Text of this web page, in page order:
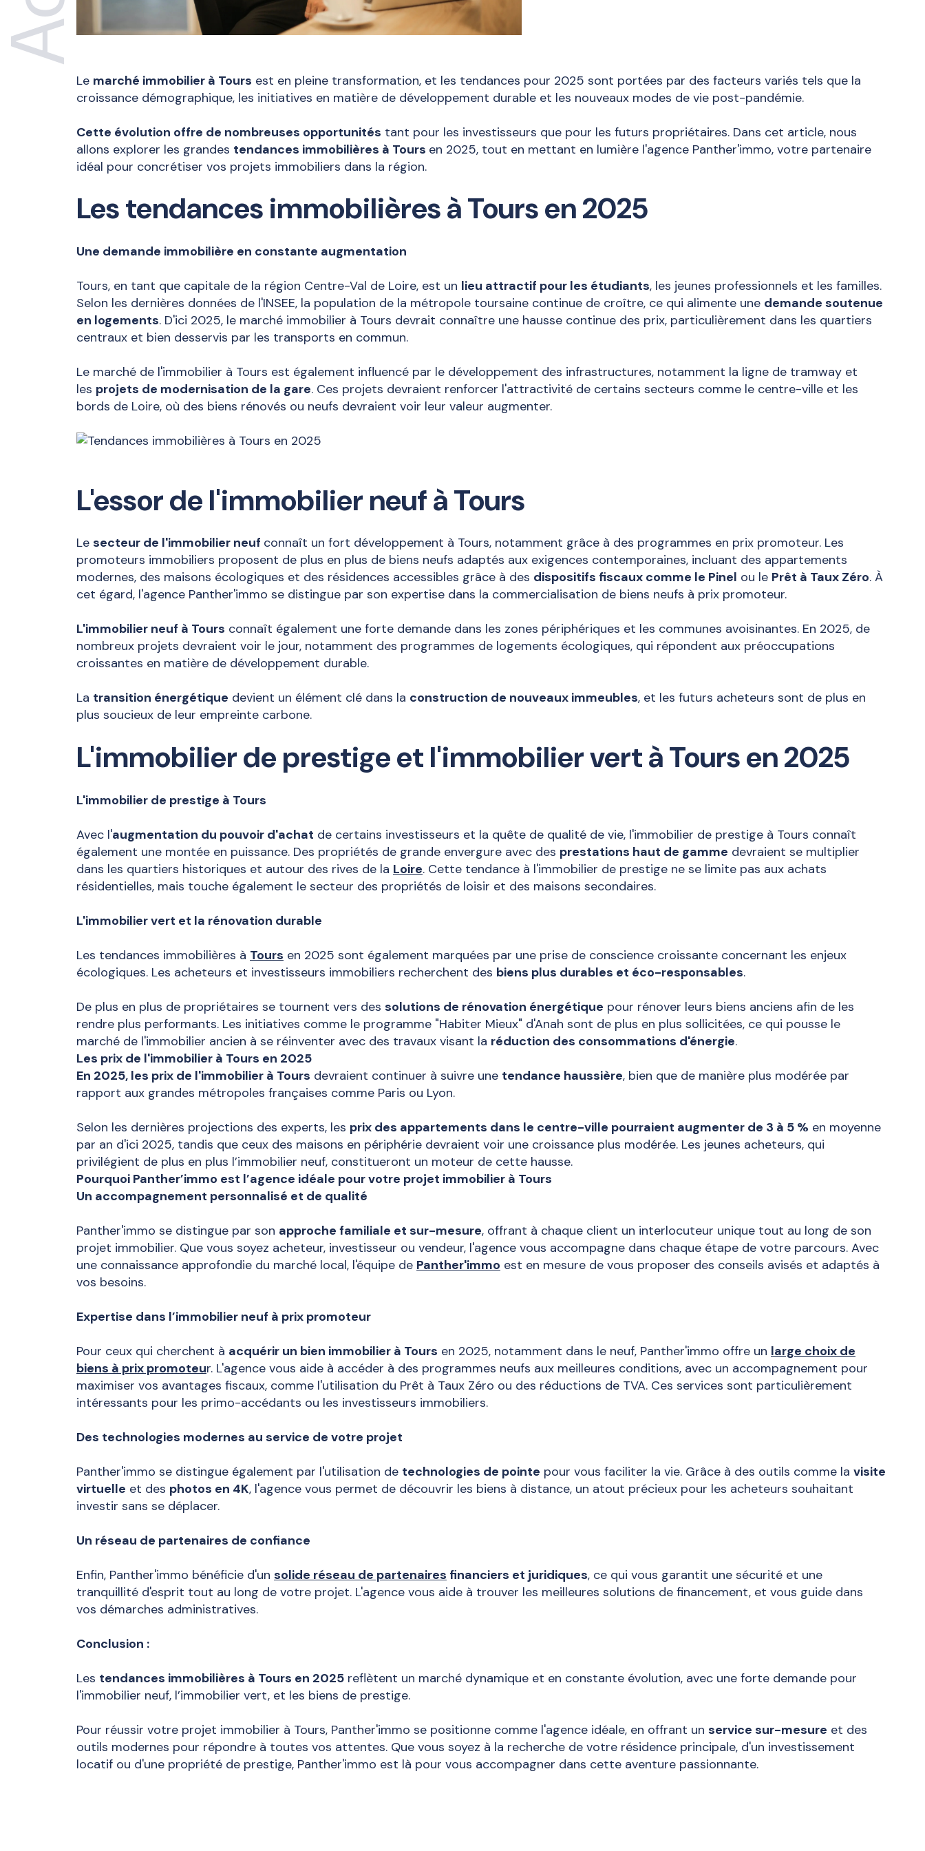
Le marché immobilier à Tours est en pleine transformation, et les tendances pour 2025 sont portées par des facteurs variés tels que la
croissance démographique, les initiatives en matière de développement durable et les nouveaux modes de vie post-pandémie.
Cette évolution offre de nombreuses opportunités tant pour les investisseurs que pour les futurs propriétaires. Dans cet article, nous
allons explorer les grandes tendances immobilières à Tours en 2025, tout en mettant en lumière l'agence Panther'immo, votre partenaire
idéal pour concrétiser vos projets immobiliers dans la région.
Les tendances immobilières à Tours en 2025
Une demande immobilière en constante augmentation
Tours, en tant que capitale de la région Centre-Val de Loire, est un lieu attractif pour les étudiants, les jeunes professionnels et les familles.
Selon les dernières données de l'INSEE, la population de la métropole toursaine continue de croître, ce qui alimente une demande soutenue
en logements. D'ici 2025, le marché immobilier à Tours devrait connaître une hausse continue des prix, particulièrement dans les quartiers
centraux et bien desservis par les transports en commun.
Le marché de l'immobilier à Tours est également influencé par le développement des infrastructures, notamment la ligne de tramway et
les projets de modernisation de la gare. Ces projets devraient renforcer l'attractivité de certains secteurs comme le centre-ville et les
bords de Loire, où des biens rénovés ou neufs devraient voir leur valeur augmenter.
L'essor de l'immobilier neuf à Tours
Le secteur de l'immobilier neuf connaît un fort développement à Tours, notamment grâce à des programmes en prix promoteur. Les
promoteurs immobiliers proposent de plus en plus de biens neufs adaptés aux exigences contemporaines, incluant des appartements
modernes, des maisons écologiques et des résidences accessibles grâce à des dispositifs fiscaux comme le Pinel ou le Prêt à Taux Zéro. À
cet égard, l'agence Panther'immo se distingue par son expertise dans la commercialisation de biens neufs à prix promoteur.
L'immobilier neuf à Tours connaît également une forte demande dans les zones périphériques et les communes avoisinantes. En 2025, de
nombreux projets devraient voir le jour, notamment des programmes de logements écologiques, qui répondent aux préoccupations
croissantes en matière de développement durable.
La transition énergétique devient un élément clé dans la construction de nouveaux immeubles, et les futurs acheteurs sont de plus en
plus soucieux de leur empreinte carbone.
L'immobilier de prestige et l'immobilier vert à Tours en 2025
L'immobilier de prestige à Tours
Avec l'augmentation du pouvoir d'achat de certains investisseurs et la quête de qualité de vie, l'immobilier de prestige à Tours connaît
également une montée en puissance. Des propriétés de grande envergure avec des prestations haut de gamme devraient se multiplier
dans les quartiers historiques et autour des rives de la Loire. Cette tendance à l'immobilier de prestige ne se limite pas aux achats
résidentielles, mais touche également le secteur des propriétés de loisir et des maisons secondaires.
L'immobilier vert et la rénovation durable
Les tendances immobilières à Tours en 2025 sont également marquées par une prise de conscience croissante concernant les enjeux
écologiques. Les acheteurs et investisseurs immobiliers recherchent des biens plus durables et éco-responsables.
De plus en plus de propriétaires se tournent vers des solutions de rénovation énergétique pour rénover leurs biens anciens afin de les
rendre plus performants. Les initiatives comme le programme "Habiter Mieux" d'Anah sont de plus en plus sollicitées, ce qui pousse le
marché de l'immobilier ancien à se réinventer avec des travaux visant la réduction des consommations d'énergie.
Les prix de l'immobilier à Tours en 2025
En 2025, les prix de l'immobilier à Tours devraient continuer à suivre une tendance haussière, bien que de manière plus modérée par
rapport aux grandes métropoles françaises comme Paris ou Lyon.
Selon les dernières projections des experts, les prix des appartements dans le centre-ville pourraient augmenter de 3 à 5 % en moyenne
par an d'ici 2025, tandis que ceux des maisons en périphérie devraient voir une croissance plus modérée. Les jeunes acheteurs, qui
privilégient de plus en plus l’immobilier neuf, constitueront un moteur de cette hausse.
Pourquoi Panther’immo est l’agence idéale pour votre projet immobilier à Tours
Un accompagnement personnalisé et de qualité
Panther'immo se distingue par son approche familiale et sur-mesure, offrant à chaque client un interlocuteur unique tout au long de son
projet immobilier. Que vous soyez acheteur, investisseur ou vendeur, l'agence vous accompagne dans chaque étape de votre parcours. Avec
une connaissance approfondie du marché local, l'équipe de Panther'immo est en mesure de vous proposer des conseils avisés et adaptés à
vos besoins.
Expertise dans l’immobilier neuf à prix promoteur
Pour ceux qui cherchent à acquérir un bien immobilier à Tours en 2025, notamment dans le neuf, Panther'immo offre un large choix de
biens à prix promoteur. L'agence vous aide à accéder à des programmes neufs aux meilleures conditions, avec un accompagnement pour
maximiser vos avantages fiscaux, comme l'utilisation du Prêt à Taux Zéro ou des réductions de TVA. Ces services sont particulièrement
intéressants pour les primo-accédants ou les investisseurs immobiliers.
Des technologies modernes au service de votre projet
Panther'immo se distingue également par l'utilisation de technologies de pointe pour vous faciliter la vie. Grâce à des outils comme la visite
virtuelle et des photos en 4K, l'agence vous permet de découvrir les biens à distance, un atout précieux pour les acheteurs souhaitant
investir sans se déplacer.
Un réseau de partenaires de confiance
Enfin, Panther'immo bénéficie d'un solide réseau de partenaires financiers et juridiques, ce qui vous garantit une sécurité et une
tranquillité d'esprit tout au long de votre projet. L'agence vous aide à trouver les meilleures solutions de financement, et vous guide dans
vos démarches administratives.
Conclusion :
Les tendances immobilières à Tours en 2025 reflètent un marché dynamique et en constante évolution, avec une forte demande pour
l'immobilier neuf, l’immobilier vert, et les biens de prestige.
Pour réussir votre projet immobilier à Tours, Panther'immo se positionne comme l'agence idéale, en offrant un service sur-mesure et des
outils modernes pour répondre à toutes vos attentes. Que vous soyez à la recherche de votre résidence principale, d'un investissement
locatif ou d'une propriété de prestige, Panther'immo est là pour vous accompagner dans cette aventure passionnante.